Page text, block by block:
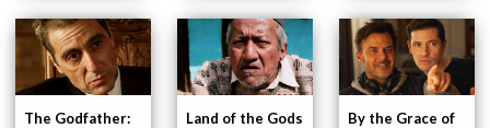
By the Grace of
Land of the Gods
The Godfather: